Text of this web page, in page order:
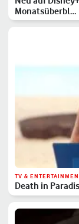
Monatsüberbl…
TV &
Death in